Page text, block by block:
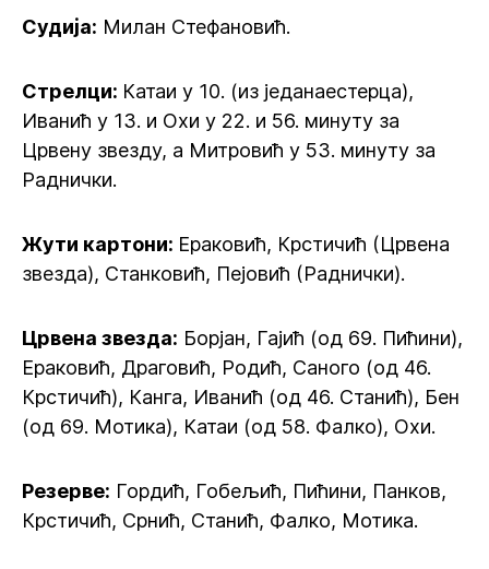
Судија: Милан Стефановић.
Стрелци: Катаи у 10. (из једанаестерца),
Иванић у 13. и Охи у 22. и 56. минуту за
Црвену звезду, а Митровић у 53. минуту за
Раднички.
Жути картони: Ераковић, Крстичић (Црвена
звезда), Станковић, Пејовић (Раднички).
Црвена звезда: Борјан, Гајић (од 69. Пићини),
Ераковић, Драговић, Родић, Саного (од 46.
Крстичић), Канга, Иванић (од 46. Станић), Бен
(од 69. Мотика), Катаи (од 58. Фалко), Охи.
Резерве: Гордић, Гобељић, Пићини, Панков,
Крстичић, Срнић, Станић, Фалко, Мотика.